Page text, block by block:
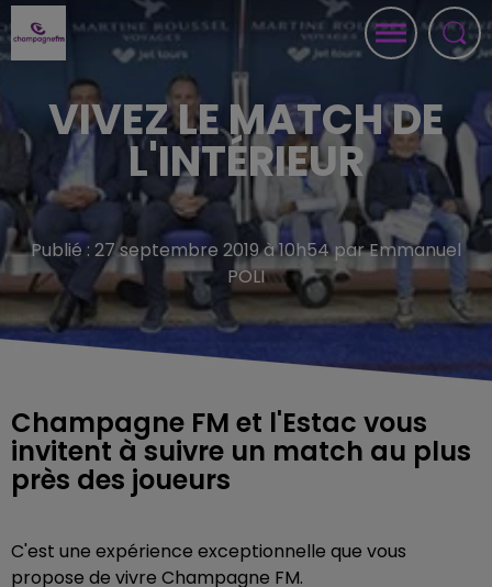
VIVEZ LE MATCH DE
L'INTÉRIEUR
Publié : 27 septembre 2019 à 10h54 par Emmanuel
POLI
Champagne FM et l'Estac vous
invitent à suivre un match au plus
près des joueurs
C'est une expérience exceptionnelle que vous
propose de vivre Champagne FM.